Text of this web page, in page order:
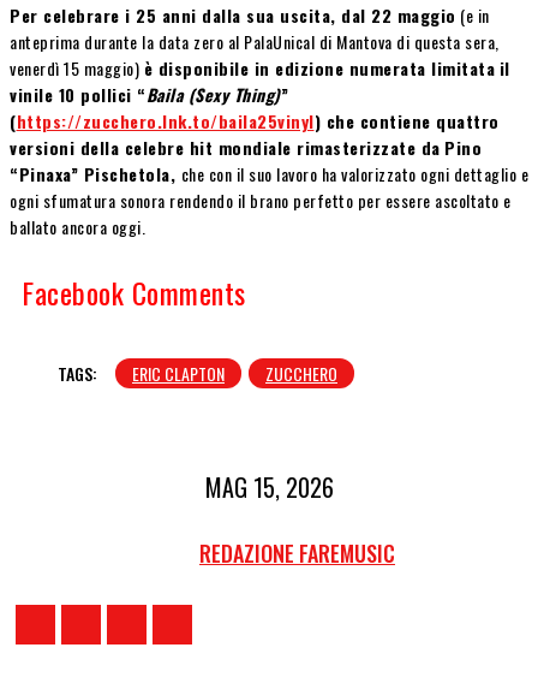
Per celebrare i 25 anni dalla sua uscita, dal 22 maggio (e in
anteprima durante la data zero al PalaUnical di Mantova di questa sera,
venerdì 15 maggio) è disponibile in edizione numerata limitata il
vinile 10 pollici “Baila (Sexy Thing)”
(https://zucchero.lnk.to/baila25vinyl) che contiene quattro
versioni della celebre hit mondiale rimasterizzate da Pino
“Pinaxa” Pischetola, che con il suo lavoro ha valorizzato ogni dettaglio e
ogni sfumatura sonora rendendo il brano perfetto per essere ascoltato e
ballato ancora oggi.
Facebook Comments
TAGS: ERIC CLAPTON ZUCCHERO
MAG 15, 2026
REDAZIONE FAREMUSIC